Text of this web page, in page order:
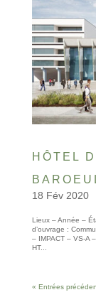
HÔTEL
18 Fév 2020
Lieux – Année –
d’ouvrage :
– IMPACT – VS-A
HT...
« Entrées